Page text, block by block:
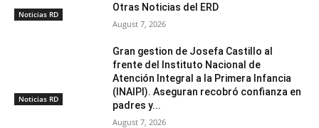
Noticias RD
Otras Noticias del ERD
August 7, 2026
Noticias RD
Gran gestion de Josefa Castillo al
frente del Instituto Nacional de
Atención Integral a la Primera Infancia
(INAIPI). Aseguran recobró confianza en
padres y...
August 7, 2026